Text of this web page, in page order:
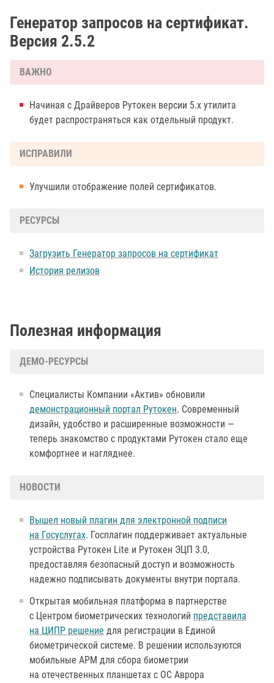
Генератор запросов на сертификат.
Версия 2.5.2
ВАЖНО
Начиная с Драйверов Рутокен версии 5.х утилита
будет распространяться как отдельный продукт.
ИСПРАВИЛИ
Улучшили отображение полей сертификатов.
РЕСУРСЫ
Загрузить Генератор запросов на сертификат
История релизов
Полезная информация
ДЕМО-РЕСУРСЫ
Специалисты Компании «Актив» обновили
демонстрационный портал Рутокен. Современный
дизайн, удобство и расширенные возможности —
теперь знакомство с продуктами Рутокен стало еще
комфортнее и нагляднее.
НОВОСТИ
Вышел новый плагин для электронной подписи
на Госуслугах. Госплагин поддерживает актуальные
устройства Рутокен Lite и Рутокен ЭЦП 3.0,
предоставляя безопасный доступ и возможность
надежно подписывать документы внутри портала.
Открытая мобильная платформа в партнерстве
с Центром биометрических технологий представила
на ЦИПР решение для регистрации в Единой
биометрической системе. В решении используются
мобильные АРМ для сбора биометрии
на отечественных планшетах с ОС Аврора